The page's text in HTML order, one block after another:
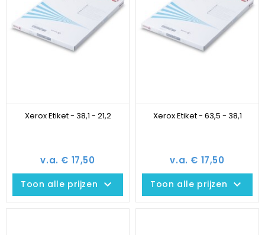
Xerox Etiket - 38,1 - 21,2
v.a. € 17,50
Toon alle prijzen keyboard_arrow_down
Xerox Etiket - 63,5 - 38,1
v.a. € 17,50
Toon alle prijzen keyboard_arrow_down